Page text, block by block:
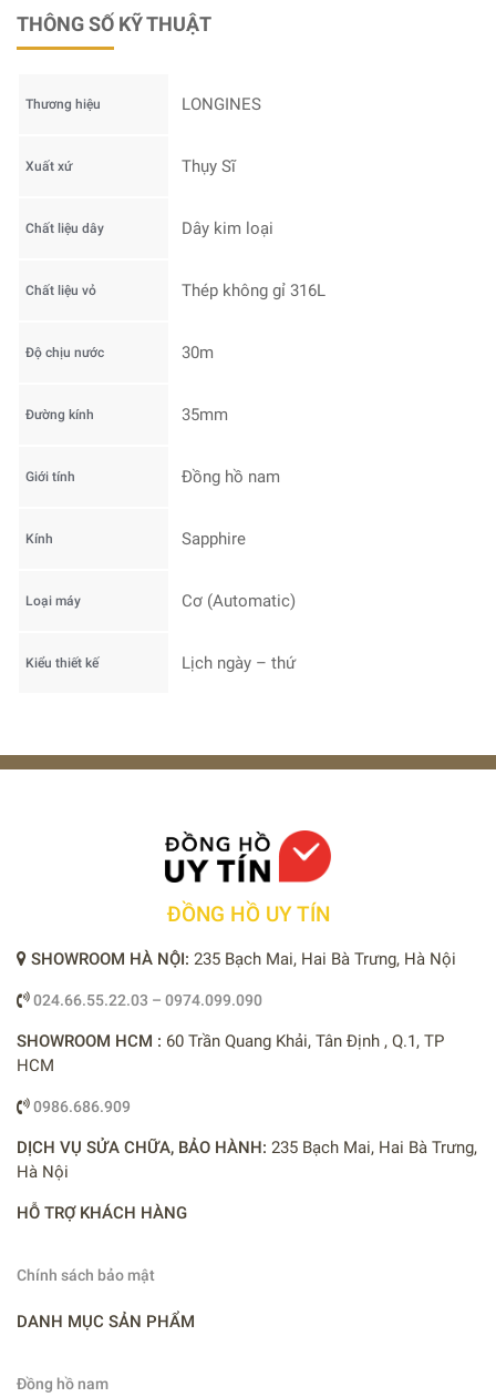
THÔNG SỐ KỸ THUẬT
Thương hiệu LONGINES
Xuất xứ Thụy Sĩ
Chất liệu dây Dây kim loại
Chất liệu vỏ Thép không gỉ 316L
Độ chịu nước 30m
Đường kính 35mm
Giới tính Đồng hồ nam
Kính Sapphire
Loại máy Cơ (Automatic)
Kiểu thiết kế Lịch ngày – thứ
ĐỒNG HỒ UY TÍN
SHOWROOM HÀ NỘI: 235 Bạch Mai, Hai Bà Trưng, Hà Nội
024.66.55.22.03 – 0974.099.090
SHOWROOM HCM : 60 Trần Quang Khải, Tân Định , Q.1, TP
HCM
0986.686.909
DỊCH VỤ SỬA CHỮA, BẢO HÀNH: 235 Bạch Mai, Hai Bà Trưng,
Hà Nội
HỖ TRỢ KHÁCH HÀNG
Chính sách bảo mật
DANH MỤC SẢN PHẨM
Đồng hồ nam